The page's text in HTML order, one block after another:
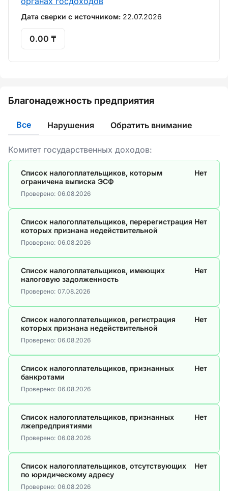
Дата сверки с источником: 22.07.2026
0.00 ₸
Благонадежность предприятия
Все Нарушения Обратить внимание
Комитет государственных доходов:
Список налогоплательщиков, которым
ограничена выписка ЭСФ
Нет
Проверено: 06.08.2026
Список налогоплательщиков, перерегистрация
которых признана недействительной
Нет
Проверено: 06.08.2026
Список налогоплательщиков, имеющих
налоговую задолженность
Нет
Проверено: 07.08.2026
Список налогоплательщиков, регистрация
которых признана недействительной
Нет
Проверено: 06.08.2026
Список налогоплательщиков, признанных
банкротами
Нет
Проверено: 06.08.2026
Список налогоплательщиков, признанных
лжепредприятиями
Нет
Проверено: 06.08.2026
Список налогоплательщиков, отсутствующих
по юридическому адресу
Нет
Проверено: 06.08.2026